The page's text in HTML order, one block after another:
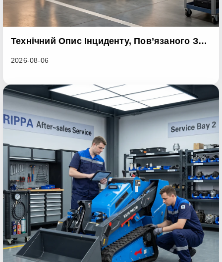
Технічний Опис Інциденту, Пов’язаного З
2026-08-06